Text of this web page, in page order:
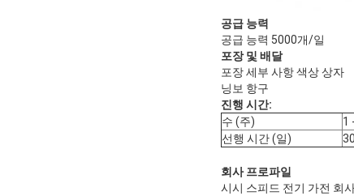
공급 능력
공급 능력 5000개/일
포장 및 배달
포장 세부 사항 색상 상자
닝보 항구
진행 시간:
수 (주)
1
선행 시간 (일)
30
회사 프로파일
시시 스피드 전기 가전 회